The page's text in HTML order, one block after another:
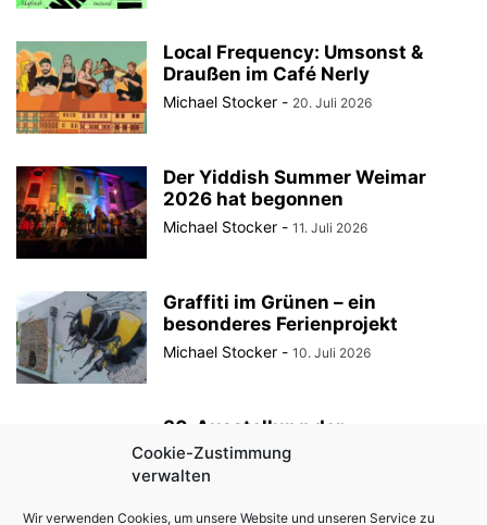
Cookie-Zustimmung
verwalten
Wir verwenden Cookies, um unsere Website und unseren Service zu
Local Frequency: Umsonst &
Draußen im Café Nerly
Michael Stocker - 20. Juli 2026
Der Yiddish Summer Weimar
2026 hat begonnen
Michael Stocker - 11. Juli 2026
Graffiti im Grünen – ein
besonderes Ferienprojekt
Michael Stocker - 10. Juli 2026
30. Ausstellung der
StadtRaumBoxen am
KulturQuartier Schauspielhaus